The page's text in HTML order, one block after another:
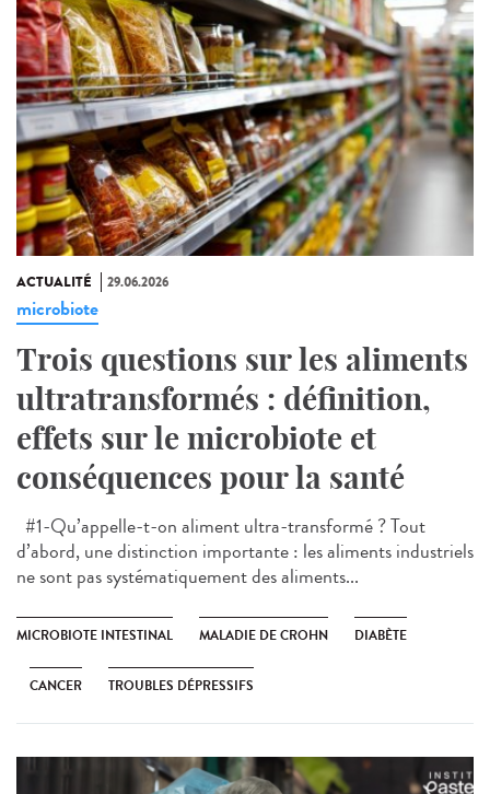
ACTUALITÉ 29.06.2026
microbiote
Trois questions sur les aliments
ultratransformés : définition,
effets sur le microbiote et
conséquences pour la santé
#1-Qu’appelle-t-on aliment ultra-transformé ? Tout
d’abord, une distinction importante : les aliments industriels
ne sont pas systématiquement des aliments...
MICROBIOTE INTESTINAL MALADIE DE CROHN DIABÈTE
CANCER TROUBLES DÉPRESSIFS